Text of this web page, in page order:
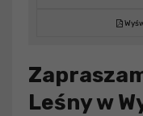
Leśny w